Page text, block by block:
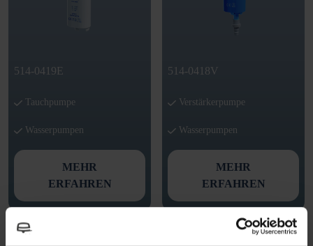
514-0419E
Tauchpumpe
Wasserpumpen
MEHR
ERFAHREN
514-0418V
Verstärkerpumpe
Wasserpumpen
MEHR
ERFAHREN